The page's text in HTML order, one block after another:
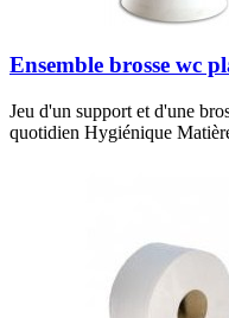
Ensemble brosse wc
Jeu d'un support et d'une
quotidien Hygiénique